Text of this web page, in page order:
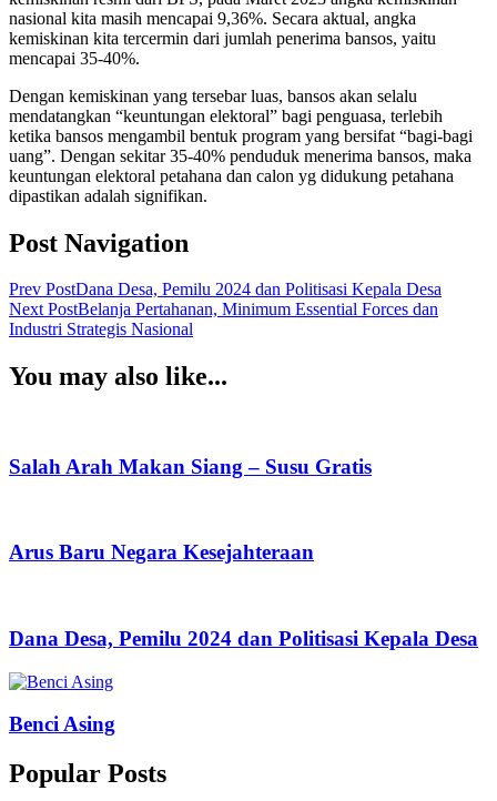
nasional kita masih mencapai 9,36%. Secara aktual, angka
kemiskinan kita tercermin dari jumlah penerima bansos, yaitu
mencapai 35-40%.
Dengan kemiskinan yang tersebar luas, bansos akan selalu
mendatangkan “keuntungan elektoral” bagi penguasa, terlebih
ketika bansos mengambil bentuk program yang bersifat “bagi-bagi
uang”. Dengan sekitar 35-40% penduduk menerima bansos, maka
keuntungan elektoral petahana dan calon yg didukung petahana
dipastikan adalah signifikan.
Post Navigation
Prev PostDana Desa, Pemilu 2024 dan Politisasi Kepala Desa
Next PostBelanja Pertahanan, Minimum Essential Forces dan
Industri Strategis Nasional
You may also like...
Salah Arah Makan Siang – Susu Gratis
Arus Baru Negara Kesejahteraan
Dana Desa, Pemilu 2024 dan Politisasi Kepala Desa
Benci Asing
Popular Posts